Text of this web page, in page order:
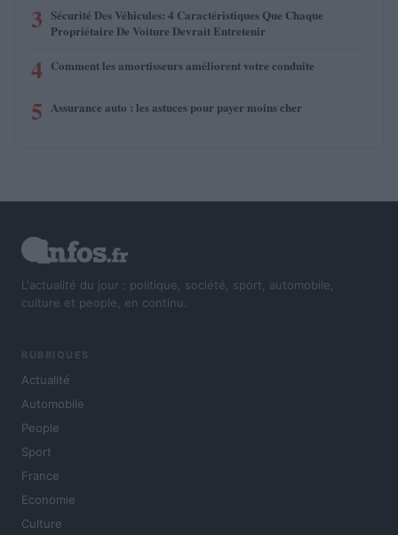
3 Sécurité Des Véhicules: 4 Caractéristiques Que Chaque
Propriétaire De Voiture Devrait Entretenir
4 Comment les amortisseurs améliorent votre conduite
5 Assurance auto : les astuces pour payer moins cher
L'actualité du jour : politique, société, sport, automobile,
culture et people, en continu.
RUBRIQUES
Actualité
Automobile
People
Sport
France
Economie
Culture